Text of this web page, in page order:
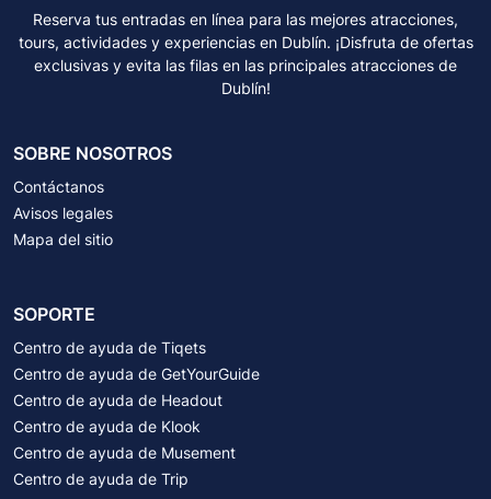
Reserva tus entradas en línea para las mejores atracciones,
tours, actividades y experiencias en Dublín. ¡Disfruta de ofertas
exclusivas y evita las filas en las principales atracciones de
Dublín!
SOBRE NOSOTROS
Contáctanos
Avisos legales
Mapa del sitio
SOPORTE
Centro de ayuda de Tiqets
Centro de ayuda de GetYourGuide
Centro de ayuda de Headout
Centro de ayuda de Klook
Centro de ayuda de Musement
Centro de ayuda de Trip